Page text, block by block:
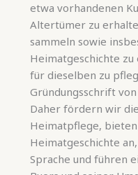
etwa vorhandenen
Altertümer zu
sammeln sowie
Heimatgeschichte
für dieselben zu
Gründungsschrift von
Daher fördern wir
Heimatpflege,
Heimatgeschichte
Sprache und führen